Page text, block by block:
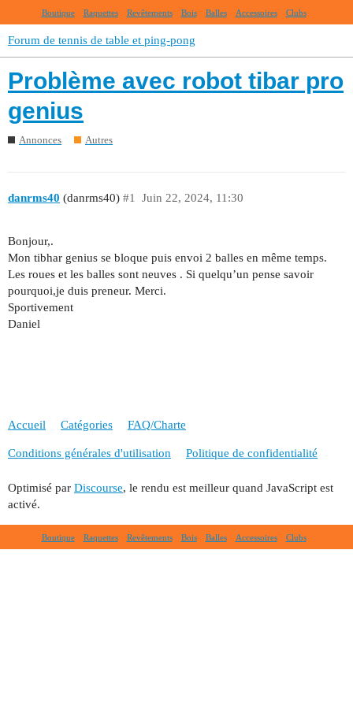
Boutique Raquettes Revêtements Bois Balles Accessoires Clubs
Forum de tennis de table et ping-pong
Problème avec robot tibar pro
genius
Annonces Autres
danrms40 (danrms40) Juin 22, 2024, 11:30
#1
Bonjour,.
Mon tibhar genius se bloque puis envoi 2 balles en même temps.
Les roues et les balles sont neuves . Si quelqu’un pense savoir
pourquoi,je duis preneur. Merci.
Sportivement
Daniel
Accueil Catégories FAQ/Charte
Conditions générales d'utilisation Politique de confidentialité
Optimisé par Discourse, le rendu est meilleur quand JavaScript est
activé.
Boutique Raquettes Revêtements Bois Balles Accessoires Clubs